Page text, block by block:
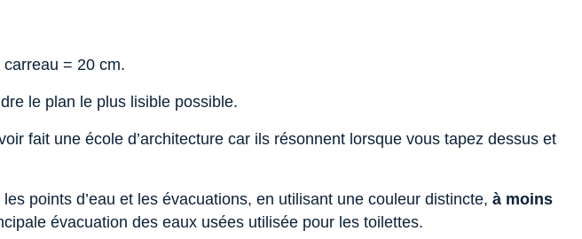
= 20 cm.
le plan le plus lisible possible.
fait une école d’architecture car ils résonnent lorsque vous tapez dessus et
points d’eau et les évacuations, en utilisant une couleur distincte, à moins
évacuation des eaux usées utilisée pour les toilettes.